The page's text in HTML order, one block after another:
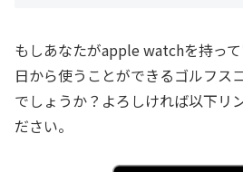
もしあなたがapple watchを持っ
日から使うことができるゴルフス
でしょうか？よろしければ以下リ
ださい。